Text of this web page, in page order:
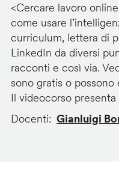
<Cercare lavoro online
come usare
curriculum, lettera di
LinkedIn da diversi
racconti e così via.
sono gratis o possono
Il videocorso
Docenti
Gianluigi